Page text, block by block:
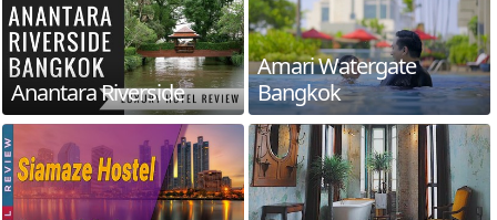
Anantara Riverside
Amari Watergate
Bangkok